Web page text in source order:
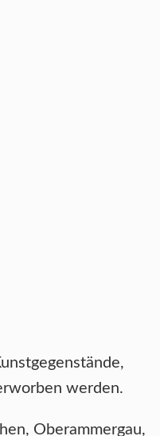
werden.
Oberammergau,